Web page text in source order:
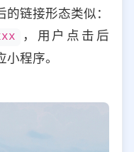
链接形态类似：
，用户点击后
程序。